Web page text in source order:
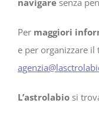
Per maggiori
e per organizzare il
L’astrolabio si